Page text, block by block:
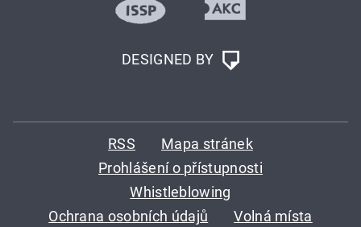
DESIGNED BY
RSS
Mapa stránek
Prohlášení o přístupnosti
Whistleblowing
Ochrana osobních údajů
Volná místa